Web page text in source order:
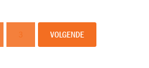
3 VOLGENDE